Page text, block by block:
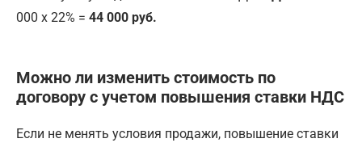
000 х 22% = 44 000 руб.
Можно ли изменить стоимость по
договору с учетом повышения ставки НДС
Если не менять условия продажи, повышение ставки